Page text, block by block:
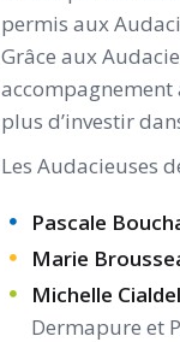
permis aux
Grâce aux
accompagnement
plus d’investir
Les Audacieuses
Pascale
Marie
Michelle
Dermapure et